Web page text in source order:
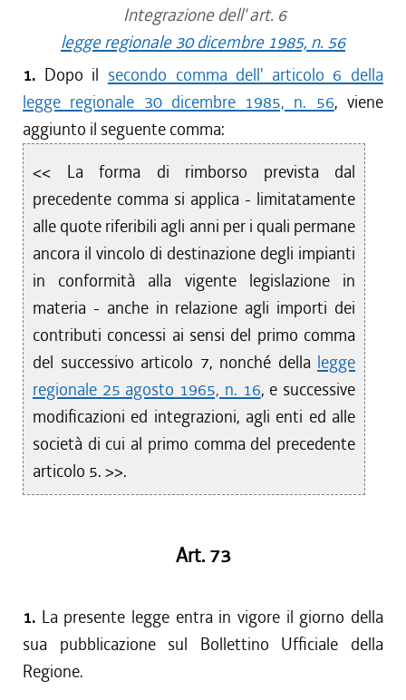
Integrazione dell' art. 6
legge regionale 30 dicembre 1985, n. 56
1. Dopo il secondo comma dell' articolo 6 della
legge regionale 30 dicembre 1985, n. 56, viene
aggiunto il seguente comma:
<< La forma di rimborso prevista dal
precedente comma si applica - limitatamente
alle quote riferibili agli anni per i quali permane
ancora il vincolo di destinazione degli impianti
in conformità alla vigente legislazione in
materia - anche in relazione agli importi dei
contributi concessi ai sensi del primo comma
del successivo articolo 7, nonché della legge
regionale 25 agosto 1965, n. 16, e successive
modificazioni ed integrazioni, agli enti ed alle
società di cui al primo comma del precedente
articolo 5. >>.
Art. 73
1. La presente legge entra in vigore il giorno della
sua pubblicazione sul Bollettino Ufficiale della
Regione.